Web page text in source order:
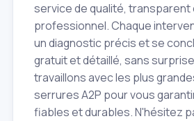
service de qualité, transparent
professionnel. Chaque
un diagnostic précis et se
gratuit et détaillé, sans
travaillons avec les plus
serrures A2P pour vous
fiables et durables. N'hésitez